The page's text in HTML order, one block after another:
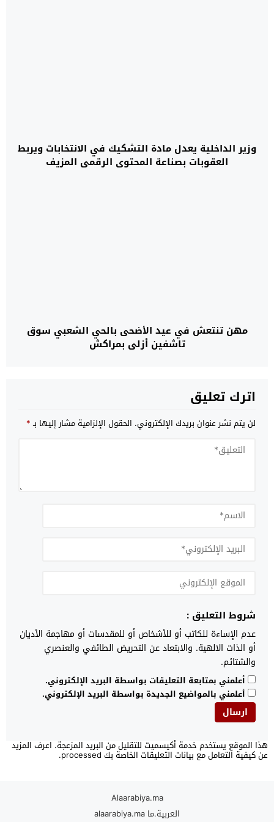
وزير الداخلية يعدل مادة التشكيك في الانتخابات ويربط
العقوبات بصناعة المحتوى الرقمي المزيف
مهن تنتعش في عيد الأضحى بالحي الشعبي سوق
تاشفين أزلي بمراكش
اترك تعليق
لن يتم نشر عنوان بريدك الإلكتروني. الحقول الإلزامية مشار إليها بـ*
شروط التعليق :
عدم الإساءة للكاتب أو للأشخاص أو للمقدسات أو مهاجمة الأديان
أو الذات الالهية. والابتعاد عن التحريض الطائفي والعنصري
والشتائم.
أعلمني بمتابعة التعليقات بواسطة البريد الإلكتروني.
أعلمني بالمواضيع الجديدة بواسطة البريد الإلكتروني.
هذا الموقع يستخدم خدمة أكيسميت للتقليل من البريد المزعجة. اعرف المزيد
عن كيفية التعامل مع بيانات التعليقات الخاصة بك processed .
Alaarabiya.ma
العربية.ما alaarabiya.ma